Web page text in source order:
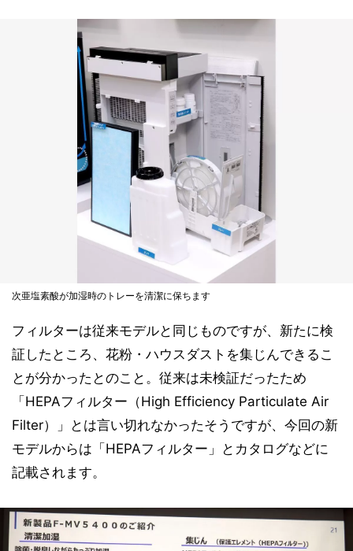
次亜塩素酸が加湿時のトレーを清潔に保ちます
フィルターは従来モデルと同じものですが、新たに検
証したところ、花粉・ハウスダストを集じんできるこ
とが分かったとのこと。従来は未検証だったため
「HEPAフィルター（High Efficiency Particulate Air
Filter）」とは言い切れなかったそうですが、今回の新
モデルからは「HEPAフィルター」とカタログなどに
記載されます。